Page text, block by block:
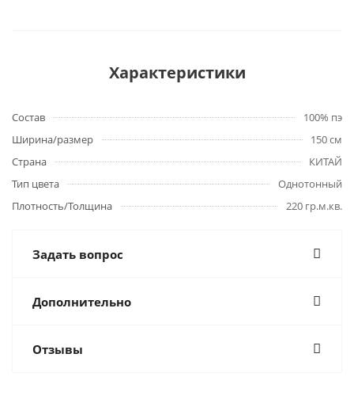
Характеристики
Состав
100% пэ
Ширина/размер
150 см
Страна
КИТАЙ
Тип цвета
Однотонный
Плотность/Толщина
220 гр.м.кв.
Задать вопрос
Дополнительно
Отзывы